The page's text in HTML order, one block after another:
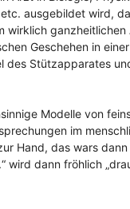
ausgebildet wird,
wirklich
Geschehen in
des Stützapparates
Modelle von
im
Hand, das wars
wird dann fröhlich